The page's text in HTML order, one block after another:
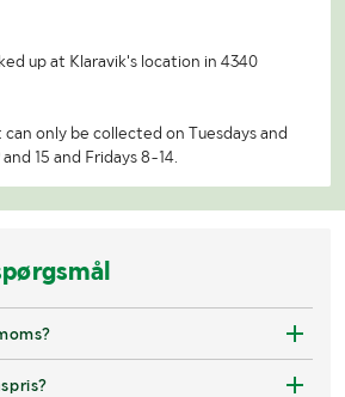
up at Klaravik's location in 4340
only be collected on Tuesdays and
15 and Fridays 8-14.